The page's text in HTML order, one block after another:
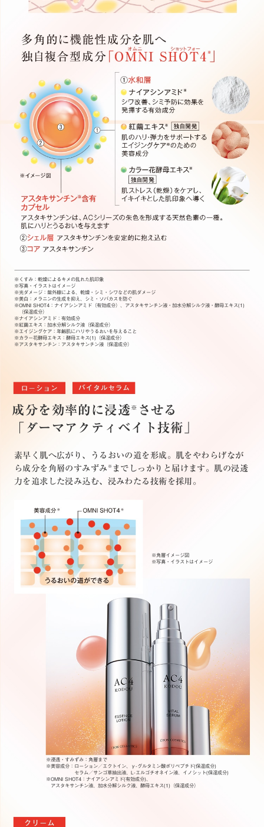
※くすみ：乾燥によるキメの乱れた肌印象
※写真・イラストはイメージ
※光ダメージ：紫外線による、乾燥・シミ・シワなどの肌ダメージ
※美白：メラニンの生成を抑え、シミ・ソバカスを防ぐ
※OMNI SHOT4：ナイアシンアミド（有効成分）、アスタキサンチン液・加水分解シルク液・酵母エキス(1)
（保湿成分）
※ナイアシンアミド：有効成分
※紅繭エキス：加水分解シルク液（保湿成分）
※エイジングケア：年齢肌にハリやうるおいを与えること
※カラー花酵母エキス：酵母エキス(1)（保湿成分）
※アスタキサンチン：アスタキサンチン液（保湿成分）
成分を効率的に浸透 ※ させる
「ダーマアクティベイト技術」
素早く肌へ広がり、うるおいの道を形成。肌をやわらげなが
ら成分を角層のすみずみ ※ までしっかりと届けます。肌の浸透
力を追求した浸み込む、浸みわたる技術を採用。
※角層イメージ図
※写真・イラストはイメージ
※浸透・すみずみ：角層まで
※美容成分： ローション／エクトイン、γ-グルタミン酸ポリペプチド(保湿成分)
セラム／サンゴ草抽出液、L-エルゴチオネイン液、イノシット(保湿成分)
※OMNI SHOT4：ナイアシンアミド(有効成分)、
アスタキサンチン液、加水分解シルク液、酵母エキス(1)（保湿成分）